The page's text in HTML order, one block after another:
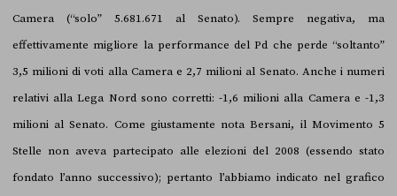
Camera (“solo” 5.681.671 al Senato). Sempre negativa, ma
effettivamente migliore la performance del Pd che perde “soltanto”
3,5 milioni di voti alla Camera e 2,7 milioni al Senato. Anche i numeri
relativi alla Lega Nord sono corretti: -1,6 milioni alla Camera e -1,3
milioni al Senato. Come giustamente nota Bersani, il Movimento 5
Stelle non aveva partecipato alle elezioni del 2008 (essendo stato
fondato l’anno successivo); pertanto l’abbiamo indicato nel grafico